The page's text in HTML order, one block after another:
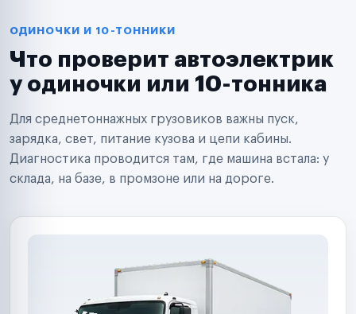
Таксопарки
Автодилеры
Поставщики запчастей
Аренда спецтехники
Ремонт спецтехники
Ритейл-сети
Управляющие компании
Страховые компании
ОДИНОЧКИ И 10-ТОННИКИ
Что проверит автоэлектрик
у одиночки или 10-тонника
Для среднетоннажных грузовиков важны пуск,
зарядка, свет, питание кузова и цепи кабины.
Диагностика проводится там, где машина встала: у
склада, на базе, в промзоне или на дороге.